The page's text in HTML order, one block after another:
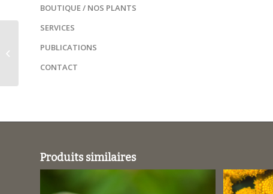
BOUTIQUE / NOS PLANTS
SERVICES
PUBLICATIONS
CONTACT
Produits similaires
Cephalaria leucantha /